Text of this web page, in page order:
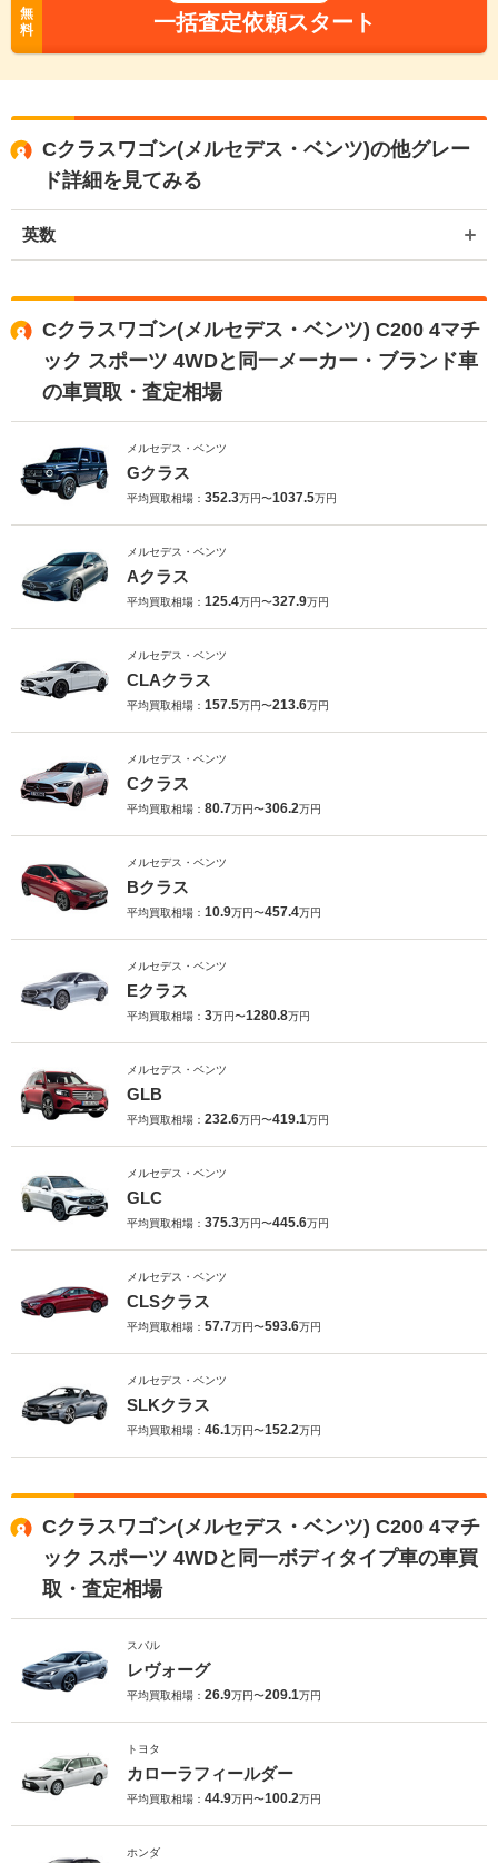
無
料
一括査定依頼スタート
Cクラスワゴン(メルセデス・ベンツ)の他グレー
ド詳細を見てみる
英数
Cクラスワゴン(メルセデス・ベンツ) C200 4マチ
ック スポーツ 4WDと同一メーカー・ブランド車
の車買取・査定相場
メルセデス・ベンツ
Gクラス
平均買取相場： 352.3万円〜1037.5万円
メルセデス・ベンツ
Aクラス
平均買取相場： 125.4万円〜327.9万円
メルセデス・ベンツ
CLAクラス
平均買取相場： 157.5万円〜213.6万円
メルセデス・ベンツ
Cクラス
平均買取相場： 80.7万円〜306.2万円
メルセデス・ベンツ
Bクラス
平均買取相場： 10.9万円〜457.4万円
メルセデス・ベンツ
Eクラス
平均買取相場： 3万円〜1280.8万円
メルセデス・ベンツ
GLB
平均買取相場： 232.6万円〜419.1万円
メルセデス・ベンツ
GLC
平均買取相場： 375.3万円〜445.6万円
メルセデス・ベンツ
CLSクラス
平均買取相場： 57.7万円〜593.6万円
メルセデス・ベンツ
SLKクラス
平均買取相場： 46.1万円〜152.2万円
Cクラスワゴン(メルセデス・ベンツ) C200 4マチ
ック スポーツ 4WDと同一ボディタイプ車の車買
取・査定相場
スバル
レヴォーグ
平均買取相場： 26.9万円〜209.1万円
トヨタ
カローラフィールダー
平均買取相場： 44.9万円〜100.2万円
ホンダ